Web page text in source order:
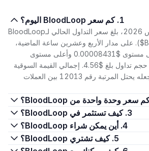
1. كم سعر BloodLoop اليوم؟
اعتبارًا من 9 أغسطس 2026، بلغ سعر التداول الحالي لـBloodLoop
($BLS) $0.00008431. على مدار الأربع وعشرين ساعة الماضية،
تراوح السعر بين أدنى مستوى $0.00008431 وأعلى مستوى
$0.00008432، مع حجم تداول بلغ $4.56. إجمالي القيمة السوقية
هو $29.51K، مما يجعله يحتل المرتبة رقم 12013 بين العملات
3. كيف تستثمر في BloodLoop؟
4. أين يمكن شراء BloodLoop؟
5. كيف تشتري BloodLoop؟